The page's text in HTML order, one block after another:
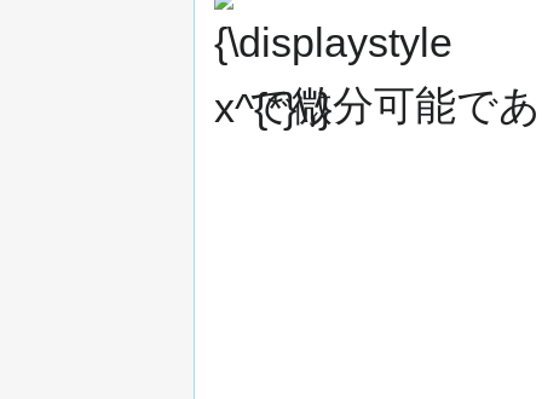
で微分可能で